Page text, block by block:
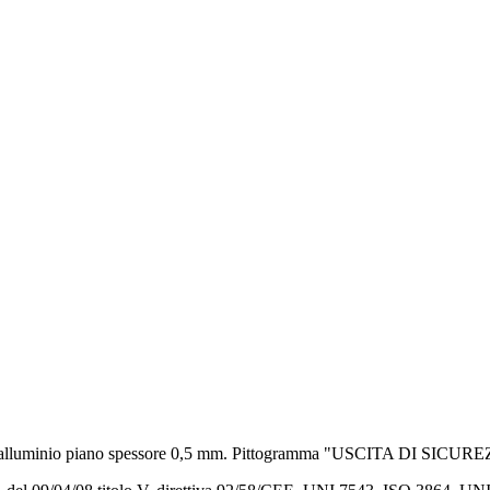
piano spessore 0,5 mm. Pittogramma "USCITA DI